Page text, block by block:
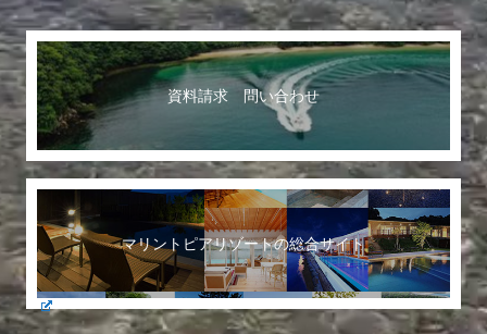
資料請求 問い合わせ
マリントピアリゾートの総合サイト